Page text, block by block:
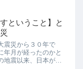
感銘を受け、ああ、
マが好きだな...
ということ】と
震災から３０年で
年月が経ったのかと
地震以来、日本が地